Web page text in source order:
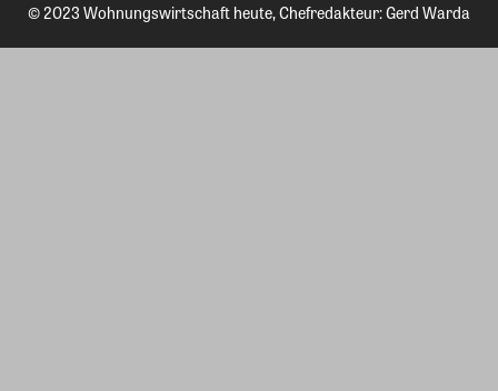
© 2023 Wohnungswirtschaft heute, Chefredakteur: Gerd Warda